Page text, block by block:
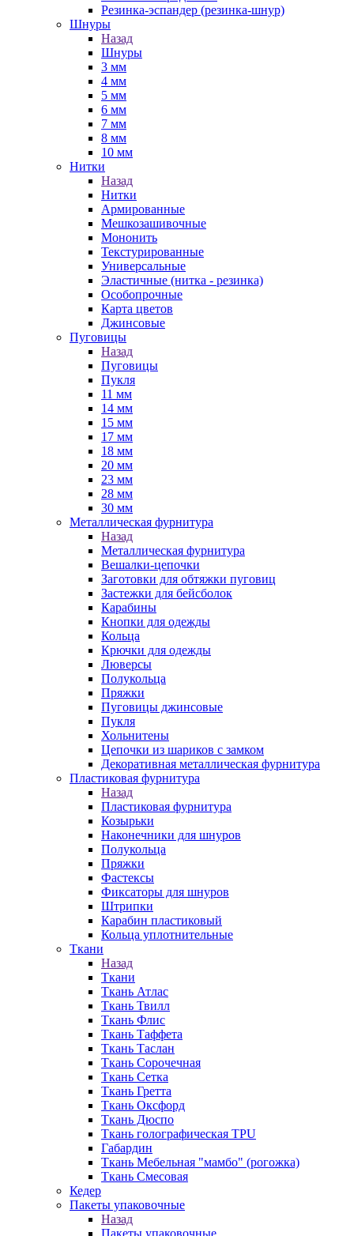
Резинка-эспандер (резинка-шнур)
Шнуры
Назад
Шнуры
3 мм
4 мм
5 мм
6 мм
7 мм
8 мм
10 мм
Нитки
Назад
Нитки
Армированные
Мешкозашивочные
Мононить
Текстурированные
Универсальные
Эластичные (нитка - резинка)
Особопрочные
Карта цветов
Джинсовые
Пуговицы
Назад
Пуговицы
Пукля
11 мм
14 мм
15 мм
17 мм
18 мм
20 мм
23 мм
28 мм
30 мм
Металлическая фурнитура
Назад
Металлическая фурнитура
Вешалки-цепочки
Заготовки для обтяжки пуговиц
Застежки для бейсболок
Карабины
Кнопки для одежды
Кольца
Крючки для одежды
Люверсы
Полукольца
Пряжки
Пуговицы джинсовые
Пукля
Хольнитены
Цепочки из шариков с замком
Декоративная металлическая фурнитура
Пластиковая фурнитура
Назад
Пластиковая фурнитура
Козырьки
Наконечники для шнуров
Полукольца
Пряжки
Фастексы
Фиксаторы для шнуров
Штрипки
Карабин пластиковый
Кольца уплотнительные
Ткани
Назад
Ткани
Ткань Атлас
Ткань Твилл
Ткань Флис
Ткань Таффета
Ткань Таслан
Ткань Сорочечная
Ткань Сетка
Ткань Гретта
Ткань Оксфорд
Ткань Дюспо
Ткань голографическая TPU
Габардин
Ткань Мебельная "мамбо" (рогожка)
Ткань Смесовая
Кедер
Пакеты упаковочные
Назад
Пакеты упаковочные